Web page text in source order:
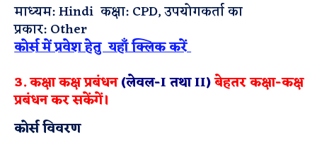
माध्यम: Hindiकक्षा: CPD,उपयोगकर्ता का
प्रकार: Other
कोर्स में प्रवेश हेतु यहाँ क्लिक करें
3. कक्षा कक्ष प्रबंधन(लेवल-I तथा II)बेहतर कक्षा-कक्ष
प्रबंधन कर सकेंगें।
कोर्स विवरण